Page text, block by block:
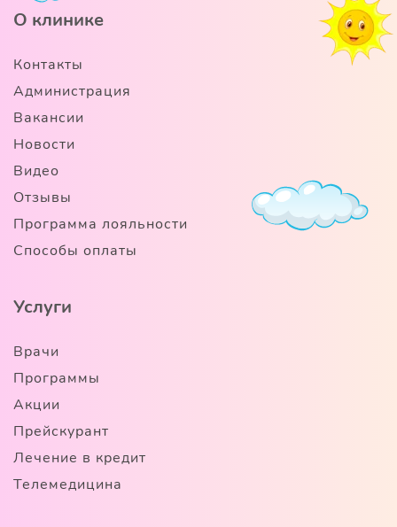
О клинике
Контакты
Администрация
Вакансии
Новости
Видео
Отзывы
Программа лояльности
Способы оплаты
Услуги
Врачи
Программы
Акции
Прейскурант
Лечение в кредит
Телемедицина